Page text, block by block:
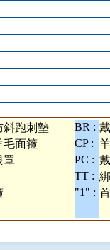
斜跑刺墊 BR :
毛面箍 CP :
罩 PC :
TT :
"1" :